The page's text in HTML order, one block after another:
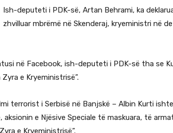
Ish-deputeti i PDK-së, Artan Behrami, ka
zhvilluar mbrëmë në Skenderaj, kryeministri në
në Facebook, ish-deputeti i PDK-së tha se
e Kryeministrisë”.
terrorist i Serbisë në Banjskë – Albin Kurti
aksionin e Njësive Speciale të maskuara, të
e Kryeministrisë”.